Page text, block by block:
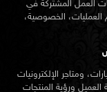
العمل المشتركة في
العمليات، الخصوصية،
ومتاجر الإلكترونيات
ورؤية المنتجات